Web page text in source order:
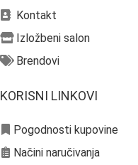
Kontakt
Izložbeni salon
Brendovi
KORISNI LINKOVI
Pogodnosti kupovine
Načini naručivanja